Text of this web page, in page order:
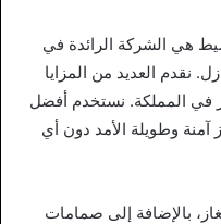
هي الشركة الرائدة في
نقدم العديد من المزايا
في المملكة. نستخدم أفضل
وطويلة الأمد دون أي
بالإضافة إلى صمامات